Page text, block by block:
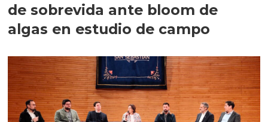
de sobrevida ante bloom de
algas en estudio de campo